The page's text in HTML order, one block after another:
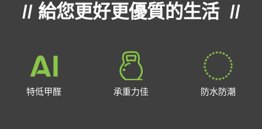
// 給您更好更優質的生活 //
特低甲醛 承重力佳 防水防潮